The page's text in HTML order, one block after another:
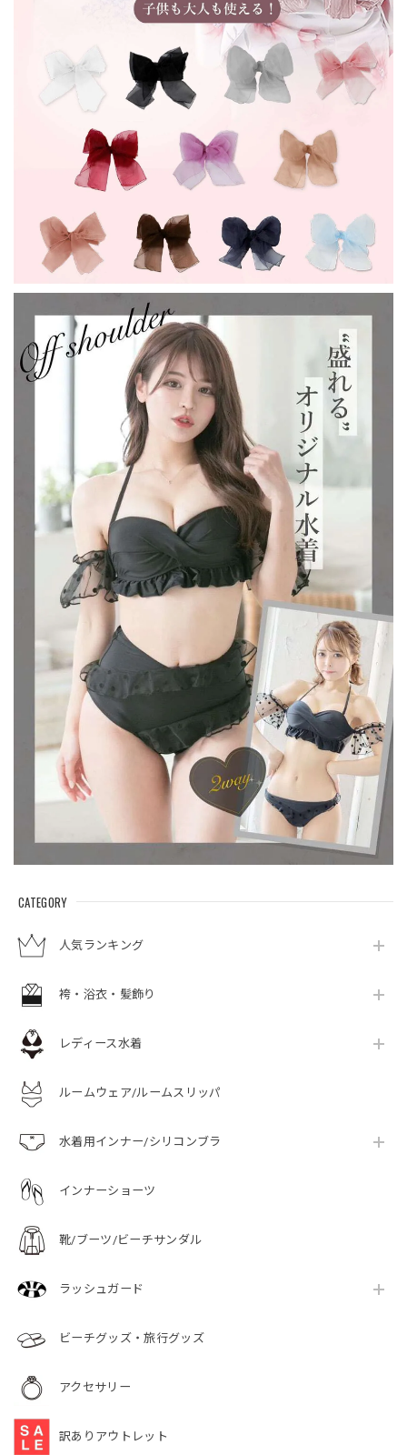
CATEGORY
人気ランキング
袴・浴衣・髪飾り
レディース水着
ルームウェア/ルームスリッパ
水着用インナー/シリコンブラ
インナーショーツ
靴/ブーツ/ビーチサンダル
ラッシュガード
ビーチグッズ・旅行グッズ
アクセサリー
訳ありアウトレット